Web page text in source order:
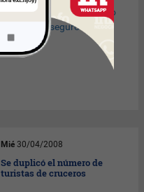
Mié 30/04/2008
Se duplicó el número de
turistas de cruceros